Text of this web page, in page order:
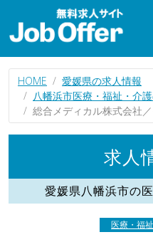
HOME
愛媛県の求人情報
八幡浜市医療・福祉・介
総合メディカル株式会社
求人
愛媛県八幡浜市の
医療・福